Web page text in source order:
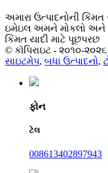
અમારા ઉત્પાદનોની
ઇમેઇલ અમને મોકલો અને
કિંમત યાદી માટે પૂછપરછ
© કૉપિરાઇટ - ૨૦૧૦-૨૦૨૬
સાઇટમેપ, બધા ઉત્પાદનો,
ફોન
ટેલ
008613402897943